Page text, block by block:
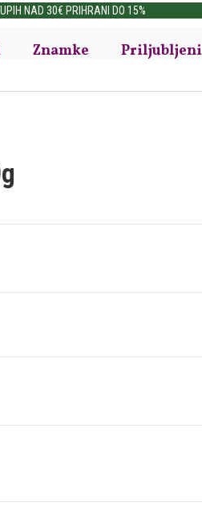
Znamke Priljubljeni